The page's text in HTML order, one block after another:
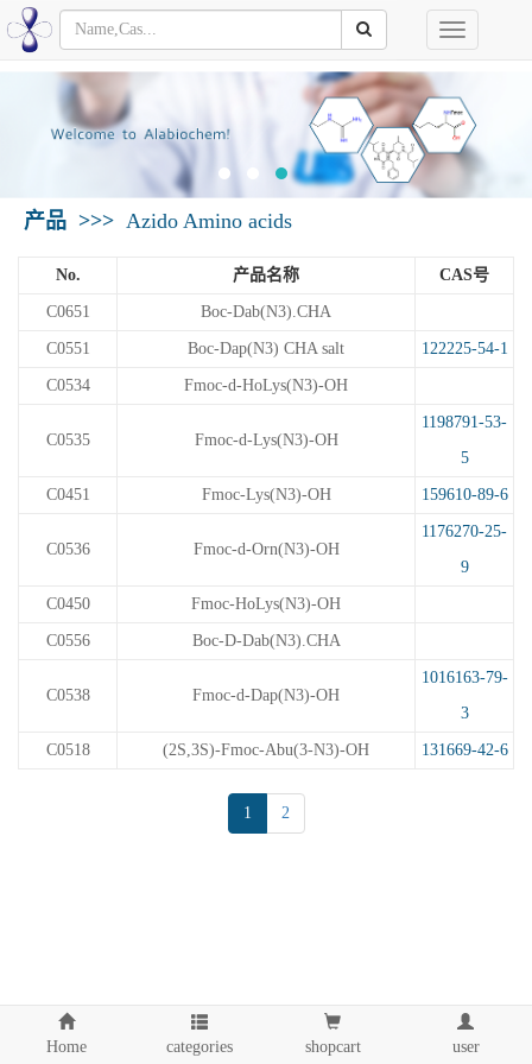
Toggle
navigation
产品 >>> Azido Amino acids
No. 产品名称 CAS号
C0651 Boc-Dab(N3).CHA
C0551 Boc-Dap(N3) CHA salt 122225-54-1
C0534 Fmoc-d-HoLys(N3)-OH
C0535 Fmoc-d-Lys(N3)-OH
1198791-53-
5
C0451 Fmoc-Lys(N3)-OH 159610-89-6
C0536 Fmoc-d-Orn(N3)-OH
1176270-25-
9
C0450 Fmoc-HoLys(N3)-OH
C0556 Boc-D-Dab(N3).CHA
C0538 Fmoc-d-Dap(N3)-OH
1016163-79-
3
C0518 (2S,3S)-Fmoc-Abu(3-N3)-OH 131669-42-6
1 2
Home categories shopcart user